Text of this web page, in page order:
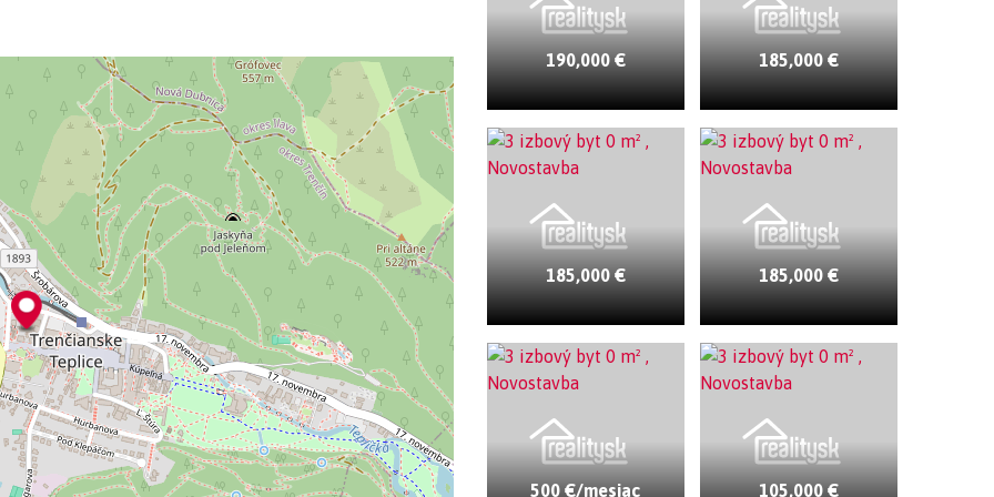
sa dobrou kávou alebo tradičnými, ešte teplými,
najobyčajnejšie radosti, ktoré vystriedajú
lesoparkom, prezliekárňou v maurskom slohu,
s termálnou vodou, novým zrekonštruovaným
lesnom prostredí kúsok od centra mesta, najstarším
vyhliadkou s bielym jeleňom, vonkajším
celoročne, mestským kinom ap.
Kto ich nenavštívil, nedokáže si ho predstaviť.
190,000 € 185,000 €
185,000 € 185,000 €
500 €/mesiac 105,000 €